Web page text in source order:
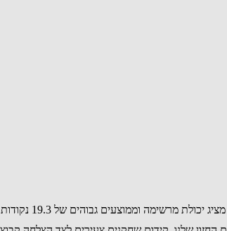
נקודות, 8 ריבאונדים, 5.2 אסיסטים ו-1.3 חטיפות למשחק.